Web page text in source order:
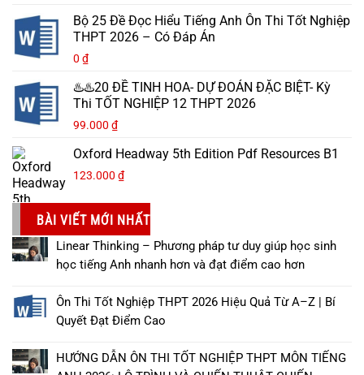
Bộ 25 Đề Đọc Hiểu Tiếng Anh Ôn Thi Tốt Nghiệp
THPT 2026 – Có Đáp Án
0 ₫
♨️♨️20 ĐỀ TINH HOA- DỰ ĐOÁN ĐẶC BIỆT- Kỳ
Thi TỐT NGHIỆP 12 THPT 2026
99.000 ₫
Oxford Headway 5th Edition Pdf Resources B1
123.000 ₫
BÀI VIẾT MỚI NHẤT
Linear Thinking – Phương pháp tư duy giúp học sinh
học tiếng Anh nhanh hơn và đạt điểm cao hơn
Ôn Thi Tốt Nghiệp THPT 2026 Hiệu Quả Từ A–Z | Bí
Quyết Đạt Điểm Cao
HƯỚNG DẪN ÔN THI TỐT NGHIỆP THPT MÔN TIẾNG